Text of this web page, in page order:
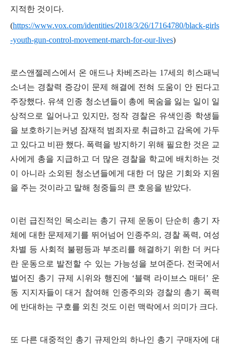
지적한 것이다.
(https://www.vox.com/identities/2018/3/26/17164780/black-girls
-youth-gun-control-movement-march-for-our-lives)
로스앤젤레스에서 온 애드나 차베즈라는 17세의 히스패닉
소녀는 경찰력 증강이 문제 해결에 전혀 도움이 안 된다고
주장했다. 유색 인종 청소년들이 총에 목숨을 잃는 일이 일
상적으로 일어나고 있지만, 정작 경찰은 유색인종 학생들
을 보호하기는커녕 잠재적 범죄자로 취급하고 감옥에 가두
고 있다고 비판 했다. 폭력을 방지하기 위해 필요한 것은 교
사에게 총을 지급하고 더 많은 경찰을 학교에 배치하는 것
이 아니라 소외된 청소년들에게 대한 더 많은 기회와 지원
을 주는 것이라고 말해 청중들의 큰 호응을 받았다.
이런 급진적인 목소리는 총기 규제 운동이 단순히 총기 자
체에 대한 문제제기를 뛰어넘어 인종주의 , 경찰 폭력, 여성
차별 등 사회적 불평등과 부조리를 해결하기 위한 더 커다
란 운동으로 발전할 수 있는 가능성을 보여준다. 전국에서
벌어진 총기 규제 시위와 행진에 ‘블랙 라이브스 매터 ’ 운
동 지지자들이 대거 참여해 인종주의와 경찰의 총기 폭력
에 반대하는 구호를 외친 것도 이런 맥락에서 의미가 크다.
또 다른 대중적인 총기 규제안의 하나인 총기 구매자에 대